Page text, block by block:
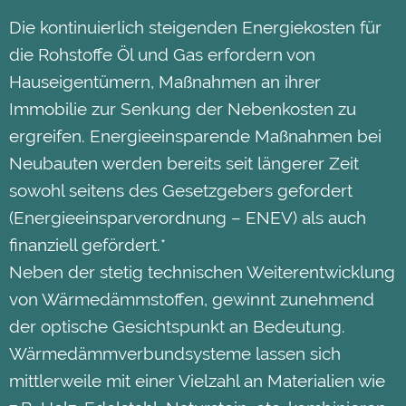
Die kontinuierlich steigenden Energiekosten für
die Rohstoffe Öl und Gas erfordern von
Hauseigentümern, Maßnahmen an ihrer
Immobilie zur Senkung der Nebenkosten zu
ergreifen. Energieeinsparende Maßnahmen bei
Neubauten werden bereits seit längerer Zeit
sowohl seitens des Gesetzgebers gefordert
(Energieeinsparverordnung – ENEV) als auch
finanziell gefördert.*
Neben der stetig technischen Weiterentwicklung
von Wärmedämmstoffen, gewinnt zunehmend
der optische Gesichtspunkt an Bedeutung.
Wärmedämmverbundsysteme lassen sich
mittlerweile mit einer Vielzahl an Materialien wie